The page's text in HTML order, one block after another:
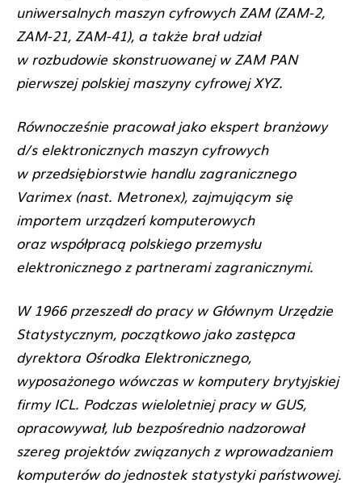
uniwersalnych maszyn cyfrowych ZAM (ZAM-2,
ZAM-21, ZAM-41), a także brał udział
w rozbudowie skonstruowanej w ZAM PAN
pierwszej polskiej maszyny cyfrowej XYZ.
Równocześnie pracował jako ekspert branżowy
d/s elektronicznych maszyn cyfrowych
w przedsiębiorstwie handlu zagranicznego
Varimex (nast. Metronex), zajmującym się
importem urządzeń komputerowych
oraz współpracą polskiego przemysłu
elektronicznego z partnerami zagranicznymi.
W 1966 przeszedł do pracy w Głównym Urzędzie
Statystycznym, początkowo jako zastępca
dyrektora Ośrodka Elektronicznego,
wyposażonego wówczas w komputery brytyjskiej
firmy ICL. Podczas wieloletniej pracy w GUS,
opracowywał, lub bezpośrednio nadzorował
szereg projektów związanych z wprowadzaniem
komputerów do jednostek statystyki państwowej.